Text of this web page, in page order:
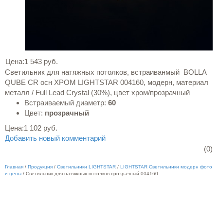
Цена:1 543 руб.
Светильник для натяжных потолков, встраиванмый BOLLA
QUBE CR осн ХРОМ LIGHTSTAR 004160, модерн, материал
металл / Full Lead Crystal (30%), цвет хром/прозрачный
Встраиваемый диаметр: 60
Цвет: прозрачный
Цена:1 102 руб.
Добавить новый комментарий
(0)
Главная / Продукция / Светильники LIGHTSTAR / LIGHTSTAR Светильники модерн фото
и цены / Светильник для натяжных потолков прозрачный 004160